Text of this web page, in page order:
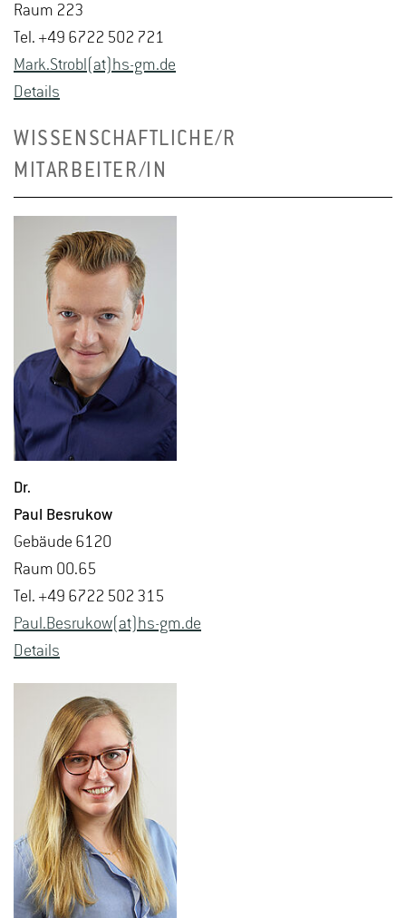
Raum 223
Tel. +49 6722 502 721
Mark.​Strobl(at)hs-​gm.​de
De­tails
WISSENSCHAFTLICHE/R
MITARBEITER/IN
Dr.
Paul Bes­ru­kow
Ge­bäu­de 6120
Raum 00.65
Tel. +49 6722 502 315
Paul.​Besrukow(at)hs-​gm.​de
De­tails